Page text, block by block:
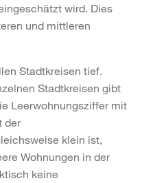
wird. Dies
und mittleren
Stadtkreisen tief.
Stadtkreisen gibt
Leerwohnungsziffer mit
der
klein ist,
Wohnungen in der
keine